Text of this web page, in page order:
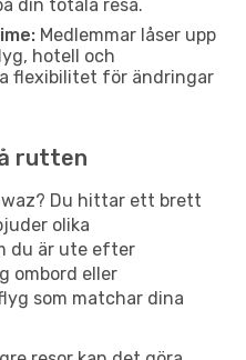
din totala resa.
Medlemmar låser upp
hotell och
flexibilitet för ändringar
rutten
Du hittar ett brett
olika
du är ute efter
ombord eller
som matchar dina